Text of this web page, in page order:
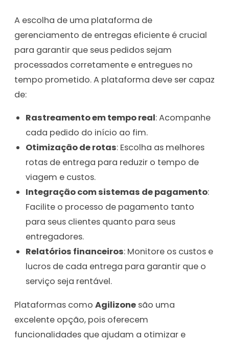
A escolha de uma plataforma de
gerenciamento de entregas eficiente é crucial
para garantir que seus pedidos sejam
processados corretamente e entregues no
tempo prometido. A plataforma deve ser capaz
de:
Rastreamento em tempo real: Acompanhe
cada pedido do início ao fim.
Otimização de rotas: Escolha as melhores
rotas de entrega para reduzir o tempo de
viagem e custos.
Integração com sistemas de pagamento:
Facilite o processo de pagamento tanto
para seus clientes quanto para seus
entregadores.
Relatórios financeiros: Monitore os custos e
lucros de cada entrega para garantir que o
serviço seja rentável.
Plataformas como Agilizone são uma
excelente opção, pois oferecem
funcionalidades que ajudam a otimizar e